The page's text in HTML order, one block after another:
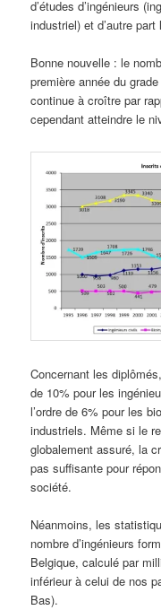
d’études d’ingénieurs
industriel) et d’autre
Bonne nouvelle : le
première année du
continue à croître par
cependant atteindre le
Concernant les
de 10% pour les
l’ordre de 6% pour les
industriels. Même si le
globalement assuré, la
pas suffisante pour
société.
Néanmoins, les
nombre d’ingénieurs
Belgique, calculé par
inférieur à celui de nos
Bas).